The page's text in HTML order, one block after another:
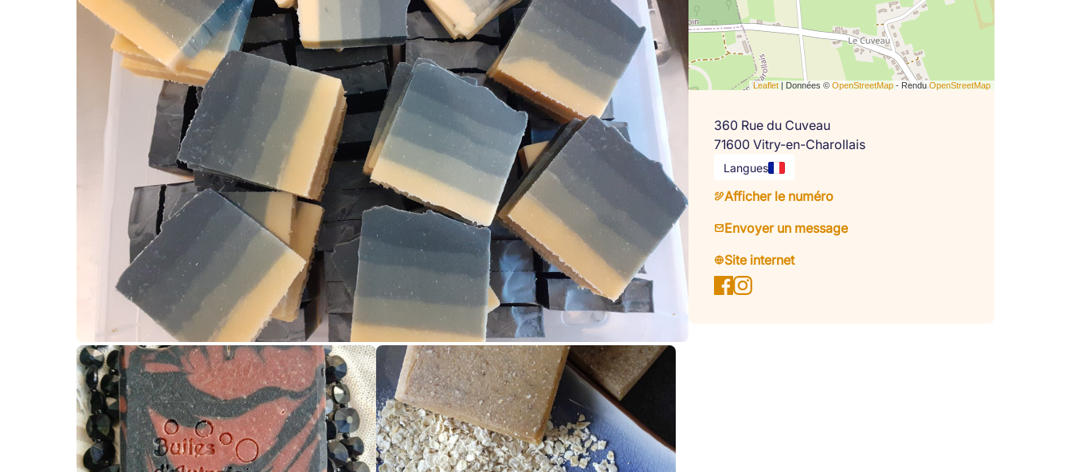
Leaflet | Données © OpenStreetMap - Rendu OpenStreetMap
360 Rue du Cuveau
71600 Vitry-en-Charollais
Langues
Afficher le numéro
Envoyer un message
Site internet